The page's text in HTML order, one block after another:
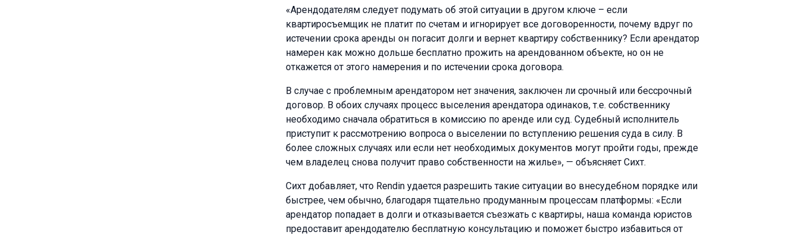
«Арендодателям следует подумать об этой ситуации в другом ключе – если
квартиросъемщик не платит по счетам и игнорирует все договоренности, почему вдруг по
истечении срока аренды он погасит долги и вернет квартиру собственнику? Если арендатор
намерен как можно дольше бесплатно прожить на арендованном объекте, но он не
откажется от этого намерения и по истечении срока договора.
В случае с проблемным арендатором нет значения, заключен ли срочный или бессрочный
договор. В обоих случаях процесс выселения арендатора одинаков, т.е. собственнику
необходимо сначала обратиться в комиссию по аренде или суд. Судебный исполнитель
приступит к рассмотрению вопроса о выселении по вступлению решения суда в силу. В
более сложных случаях или если нет необходимых документов могут пройти годы, прежде
чем владелец снова получит право собственности на жилье», — объясняет Сихт.
Сихт добавляет, что Rendin удается разрешить такие ситуации во внесудебном порядке или
быстрее, чем обычно, благодаря тщательно продуманным процессам платформы: «Если
арендатор попадает в долги и отказывается съезжать с квартиры, наша команда юристов
предоставит арендодателю бесплатную консультацию и поможет быстро избавиться от